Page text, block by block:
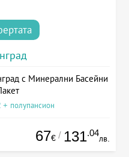
с Минерални Басейни
полупансион
67€ / 131.04
лв.